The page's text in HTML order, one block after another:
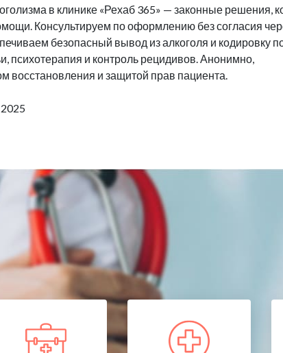
в клинике «Рехаб 365» — законные решения,
Консультируем по оформлению без согласия
безопасный вывод из алкоголя и кодировку
психотерапия и контроль рецидивов. Анонимно,
восстановления и защитой прав пациента.